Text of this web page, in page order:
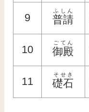
9 普請
ふしん
10 御殿
ごてん
11 礎石
そせき